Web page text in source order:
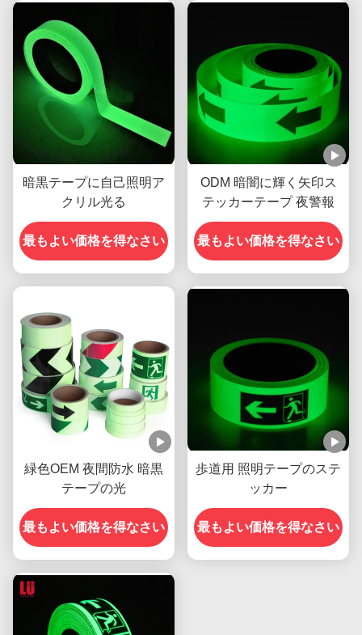
暗黒テープに自己照明ア
クリル光る
最もよい価格を得なさい
ODM 暗闇に輝く矢印ス
テッカーテープ 夜警報
最もよい価格を得なさい
緑色OEM 夜間防水 暗黒
テープの光
最もよい価格を得なさい
歩道用 照明テープのステ
ッカー
最もよい価格を得なさい